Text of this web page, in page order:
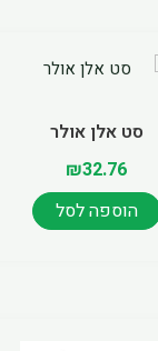
סט אלן אולר
₪32.76
הוספה לסל